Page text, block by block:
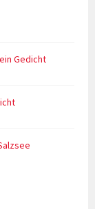
Gedicht